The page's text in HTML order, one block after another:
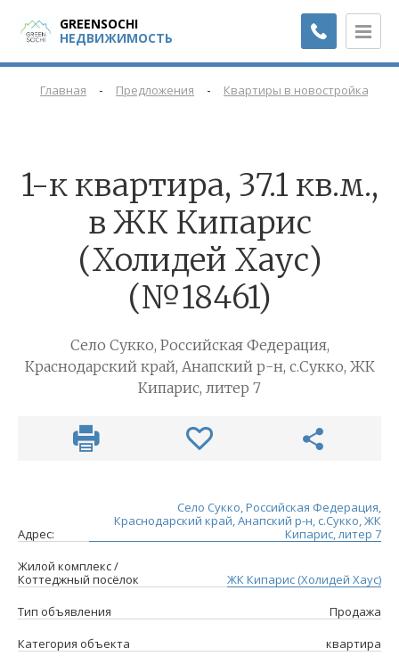
GREENSOCHI
НЕДВИЖИМОСТЬ
Главная - Предложения - Квартиры в новостройках
1-к квартира, 37.1 кв.м.,
в ЖК Кипарис
(Холидей Хаус)
(№18461)
Село Сукко, Российская Федерация,
Краснодарский край, Анапский р-н, с.Сукко, ЖК
Кипарис, литер 7
Адрес:
Село Сукко, Российская Федерация,
Краснодарский край, Анапский р-н, с.Сукко, ЖК
Кипарис, литер 7
Жилой комплекс /
Коттеджный посёлок
ЖК Кипарис (Холидей Хаус)
Тип объявления
Продажа
Категория объекта
квартира